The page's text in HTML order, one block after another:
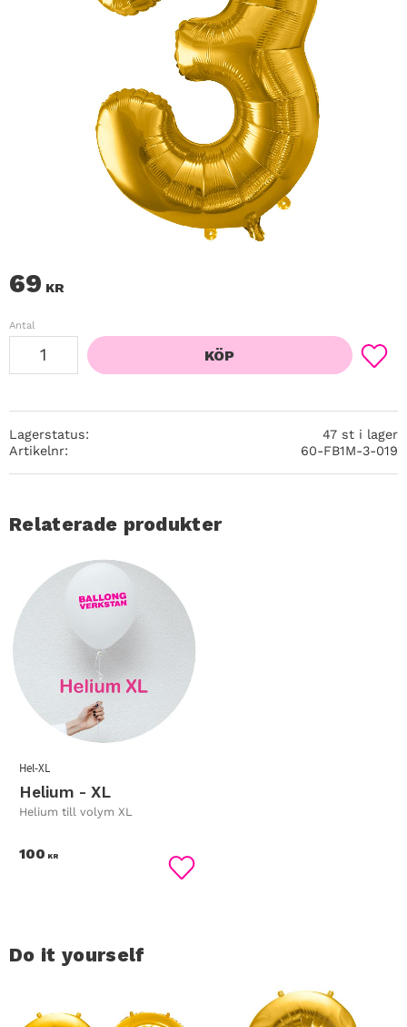
69 KR
Antal
KÖP
Lägg
Lagerstatus
47 st i lager
Artikelnr
60-FB1M-3-019
Relaterade produkter
Helium - XL
Helium till volym XL
Hel-XL
100 KR
Lägg till i favoriter
Do it yourself